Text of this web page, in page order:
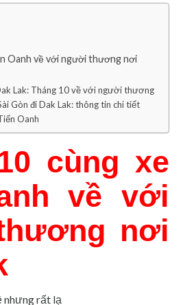
Oanh về với người thương nơi
Lak: Tháng 10 về với người thương
Gòn đi Dak Lak: thông tin chi tiết
Oanh
cùng xe
về với
nơi
nhưng rất lạ